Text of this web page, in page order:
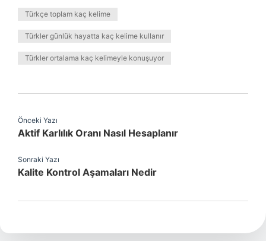
Türkçe toplam kaç kelime
Türkler günlük hayatta kaç kelime kullanır
Türkler ortalama kaç kelimeyle konuşuyor
Önceki Yazı
Aktif Karlılık Oranı Nasıl Hesaplanır
Sonraki Yazı
Kalite Kontrol Aşamaları Nedir